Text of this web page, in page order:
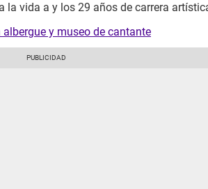
la vida a y los 29 años de carrera
y museo de cantante